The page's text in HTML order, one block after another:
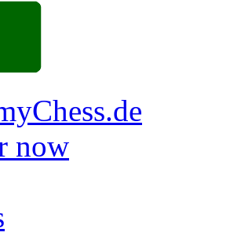
now